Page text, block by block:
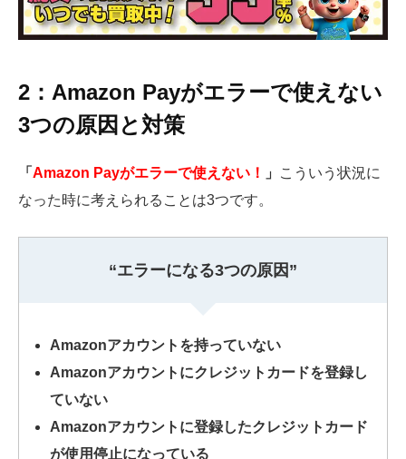
2：Amazon Payがエラーで使えない
3つの原因と対策
「 Amazon Payがエラーで使えない！ 」
こういう状況に
なった時に考えられることは3つです。
“エラーになる3つの原因”
Amazonアカウントを持っていない
Amazonアカウントにクレジットカードを登録し
ていない
Amazonアカウントに登録したクレジットカード
が使用停止になっている